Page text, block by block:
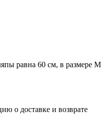
равна 60 см, в размере М
о доставке и возврате